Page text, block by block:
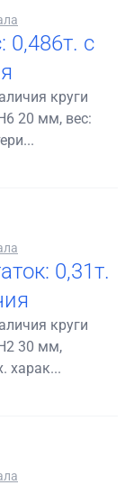
0,486т. с
круги
20 мм, вес:
0,31т.
круги
30 мм,
харак...